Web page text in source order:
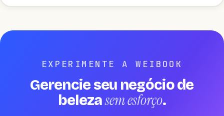
EXPERIMENTE A WEIBOOK
Gerencie seu negócio de
belezasem esforço.